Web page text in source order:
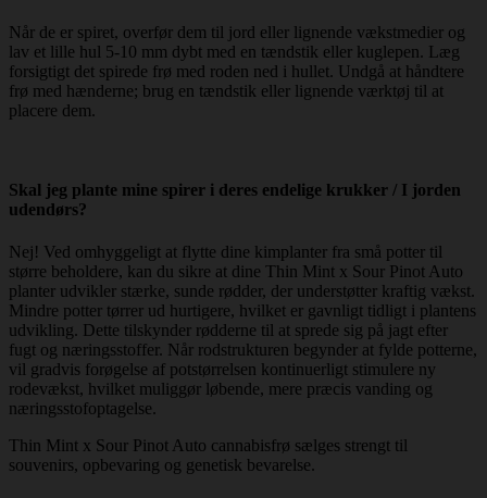
Når de er spiret, overfør dem til jord eller lignende vækstmedier og
lav et lille hul 5-10 mm dybt med en tændstik eller kuglepen. Læg
forsigtigt det spirede frø med roden ned i hullet. Undgå at håndtere
frø med hænderne; brug en tændstik eller lignende værktøj til at
placere dem.
Skal jeg plante mine spirer i deres endelige krukker / I jorden
udendørs?
Nej! Ved omhyggeligt at flytte dine kimplanter fra små potter til
større beholdere, kan du sikre at dine Thin Mint x Sour Pinot Auto
planter udvikler stærke, sunde rødder, der understøtter kraftig vækst.
Mindre potter tørrer ud hurtigere, hvilket er gavnligt tidligt i plantens
udvikling. Dette tilskynder rødderne til at sprede sig på jagt efter
fugt og næringsstoffer. Når rodstrukturen begynder at fylde potterne,
vil gradvis forøgelse af potstørrelsen kontinuerligt stimulere ny
rodevækst, hvilket muliggør løbende, mere præcis vanding og
næringsstofoptagelse.
Thin Mint x Sour Pinot Auto cannabisfrø sælges strengt til
souvenirs, opbevaring og genetisk bevarelse.